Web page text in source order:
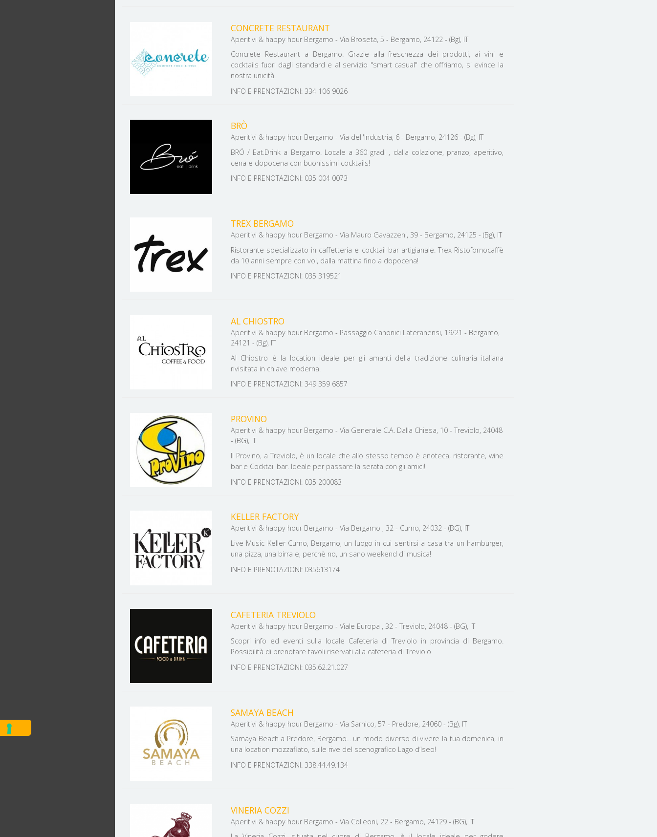
CONCRETE RESTAURANT
Aperitivi & happy hour Bergamo - Via Broseta, 5 - Bergamo, 24122 - (Bg), IT
Concrete Restaurant a Bergamo. Grazie alla freschezza dei prodotti, ai vini e
cocktails fuori dagli standard e al servizio "smart casual" che offriamo, si evince la
nostra unicità.
INFO E PRENOTAZIONI: 334 106 9026
BRÒ
Aperitivi & happy hour Bergamo - Via dell'Industria, 6 - Bergamo, 24126 - (Bg), IT
BRÓ / Eat.Drink a Bergamo. Locale a 360 gradi , dalla colazione, pranzo, aperitivo,
cena e dopocena con buonissimi cocktails!
INFO E PRENOTAZIONI: 035 004 0073
TREX BERGAMO
Aperitivi & happy hour Bergamo - Via Mauro Gavazzeni, 39 - Bergamo, 24125 - (Bg), IT
Ristorante specializzato in caffetteria e cocktail bar artigianale. Trex Ristofornocaffè
da 10 anni sempre con voi, dalla mattina fino a dopocena!
INFO E PRENOTAZIONI: 035 319521
AL CHIOSTRO
Aperitivi & happy hour Bergamo - Passaggio Canonici Lateranensi, 19/21 - Bergamo,
24121 - (Bg), IT
Al Chiostro è la location ideale per gli amanti della tradizione culinaria italiana
rivisitata in chiave moderna.
INFO E PRENOTAZIONI: 349 359 6857
PROVINO
Aperitivi & happy hour Bergamo - Via Generale C.A. Dalla Chiesa, 10 - Treviolo, 24048
- (BG), IT
Il Provino, a Treviolo, è un locale che allo stesso tempo è enoteca, ristorante, wine
bar e Cocktail bar. Ideale per passare la serata con gli amici!
INFO E PRENOTAZIONI: 035 200083
KELLER FACTORY
Aperitivi & happy hour Bergamo - Via Bergamo , 32 - Curno, 24032 - (BG), IT
Live Music Keller Curno, Bergamo, un luogo in cui sentirsi a casa tra un hamburger,
una pizza, una birra e, perchè no, un sano weekend di musica!
INFO E PRENOTAZIONI: 035613174
CAFETERIA TREVIOLO
Aperitivi & happy hour Bergamo - Viale Europa , 32 - Treviolo, 24048 - (BG), IT
Scopri info ed eventi sulla locale Cafeteria di Treviolo in provincia di Bergamo.
Possibilità di prenotare tavoli riservati alla cafeteria di Treviolo
INFO E PRENOTAZIONI: 035.62.21.027
SAMAYA BEACH
Aperitivi & happy hour Bergamo - Via Sarnico, 57 - Predore, 24060 - (Bg), IT
Samaya Beach a Predore, Bergamo... un modo diverso di vivere la tua domenica, in
una location mozzafiato, sulle rive del scenografico Lago d’Iseo!
INFO E PRENOTAZIONI: 338.44.49.134
VINERIA COZZI
Aperitivi & happy hour Bergamo - Via Colleoni, 22 - Bergamo, 24129 - (BG), IT